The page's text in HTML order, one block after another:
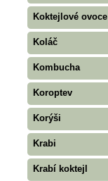
Koktejlové ovoce
Koláč
Kombucha
Koroptev
Korýši
Krabi
Krabí koktejl